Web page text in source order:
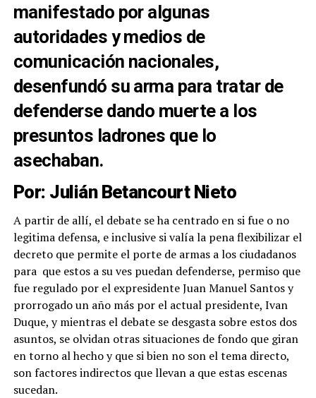
manifestado por algunas
autoridades y medios de
comunicación nacionales,
desenfundó su arma para tratar de
defenderse dando muerte a los
presuntos ladrones que lo
asechaban.
Por: Julián Betancourt Nieto
A partir de allí, el debate se ha centrado en si fue o no
legitima defensa, e inclusive si valía la pena flexibilizar el
decreto que permite el porte de armas a los ciudadanos
para que estos a su ves puedan defenderse, permiso que
fue regulado por el expresidente Juan Manuel Santos y
prorrogado un año más por el actual presidente, Ivan
Duque, y mientras el debate se desgasta sobre estos dos
asuntos, se olvidan otras situaciones de fondo que giran
en torno al hecho y que si bien no son el tema directo,
son factores indirectos que llevan a que estas escenas
sucedan.